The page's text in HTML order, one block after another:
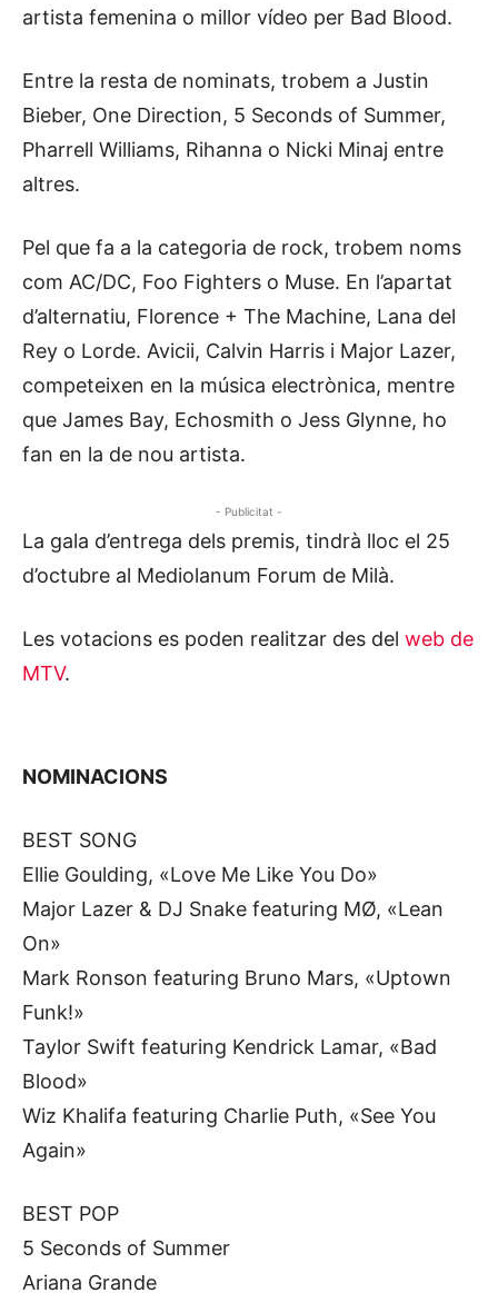
artista femenina o millor vídeo per Bad Blood.
Entre la resta de nominats, trobem a Justin
Bieber, One Direction, 5 Seconds of Summer,
Pharrell Williams, Rihanna o Nicki Minaj entre
altres.
Pel que fa a la categoria de rock, trobem noms
com AC/DC, Foo Fighters o Muse. En l’apartat
d’alternatiu, Florence + The Machine, Lana del
Rey o Lorde. Avicii, Calvin Harris i Major Lazer,
competeixen en la música electrònica, mentre
que James Bay, Echosmith o Jess Glynne, ho
fan en la de nou artista.
- Publicitat -
La gala d’entrega dels premis, tindrà lloc el 25
d’octubre al Mediolanum Forum de Milà.
Les votacions es poden realitzar des del web de
MTV.
NOMINACIONS
BEST SONG
Ellie Goulding, «Love Me Like You Do»
Major Lazer & DJ Snake featuring MØ, «Lean
On»
Mark Ronson featuring Bruno Mars, «Uptown
Funk!»
Taylor Swift featuring Kendrick Lamar, «Bad
Blood»
Wiz Khalifa featuring Charlie Puth, «See You
Again»
BEST POP
5 Seconds of Summer
Ariana Grande